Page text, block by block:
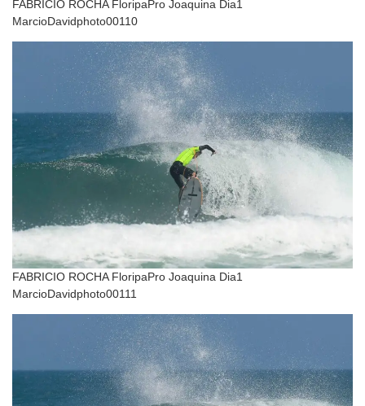
FABRICIO ROCHA FloripaPro Joaquina Dia1
MarcioDavidphoto00110
FABRICIO ROCHA FloripaPro Joaquina Dia1
MarcioDavidphoto00111